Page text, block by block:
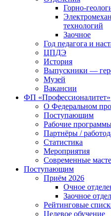
Горно-
технологий
Заочное
Год педагога и
ЦПДЭ
История
Выпускники —
Музей
Вакансии
ФП «Профессионалитет»
О Федеральном
Поступающим
Рабочие
Партнёры /
Статистика
Мероприятия
Современные
Поступающим
Приём 2026
Очное
Заочное
Рейтинговые
Целевое обучение